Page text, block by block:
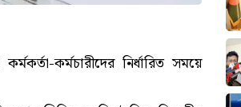
কর্মচারীদের নির্ধারিত সময়ে